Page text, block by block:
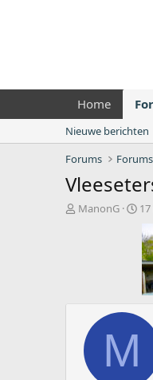
Home
Nieuwe berichten
Forums
Forums
O
ManonG
S
a
r
t
d
a
u
M